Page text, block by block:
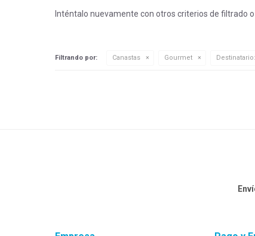
Inténtalo nuevamente con otros criterios de filtrado
Filtrando por: Canastas Gourmet Destinatario: